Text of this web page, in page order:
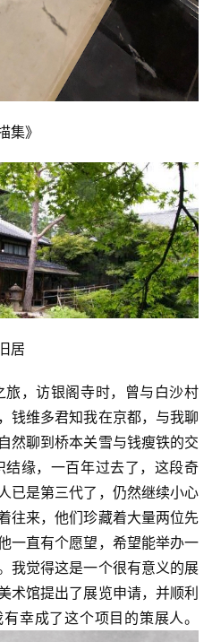
集》
居
，访银阁寺时，曾与白沙村
钱维多君知我在京都，与我聊
然聊到桥本关雪与钱瘦铁的交
缘，一百年过去了，这段奇
已是第三代了，仍然继续小心
往来，他们珍藏着大量两位先
一直有个愿望，希望能举办一
我觉得这是一个很有意义的展
术馆提出了展览申请，并顺利
幸成了这个项目的策展人。